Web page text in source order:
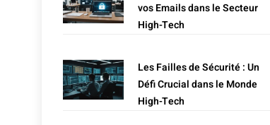
vos Emails dans le Secteur
High-Tech
Les Failles de Sécurité : Un
Défi Crucial dans le Monde
High-Tech